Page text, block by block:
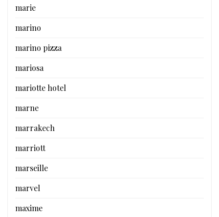
marie
marino
marino pizza
mariosa
mariotte hotel
marne
marrakech
marriott
marseille
marvel
maxime